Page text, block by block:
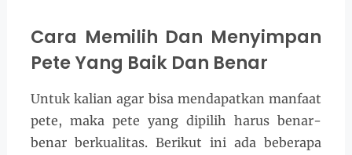
Cara Memilih Dan Menyimpan
Pete Yang Baik Dan Benar
Untuk kalian agar bisa mendapatkan manfaat
pete, maka pete yang dipilih harus benar-
benar berkualitas. Berikut ini ada beberapa